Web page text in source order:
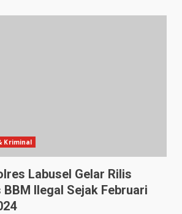
Kriminal
Labusel Gelar Rilis
BBM Ilegal Sejak Februari